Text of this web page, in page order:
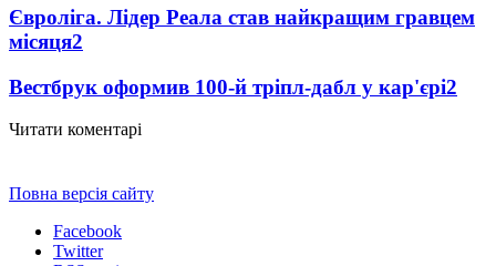
Євроліга. Лідер Реала став найкращим гравцем
місяця2
Вестбрук оформив 100-й тріпл-дабл у кар'єрі2
Читати коментарі
Повна версія сайту
Facebook
Twitter